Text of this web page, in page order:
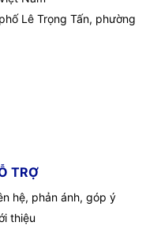
Lê Trọng Tấn, phường
TRỢ
hệ, phản ánh, góp ý
thiệu